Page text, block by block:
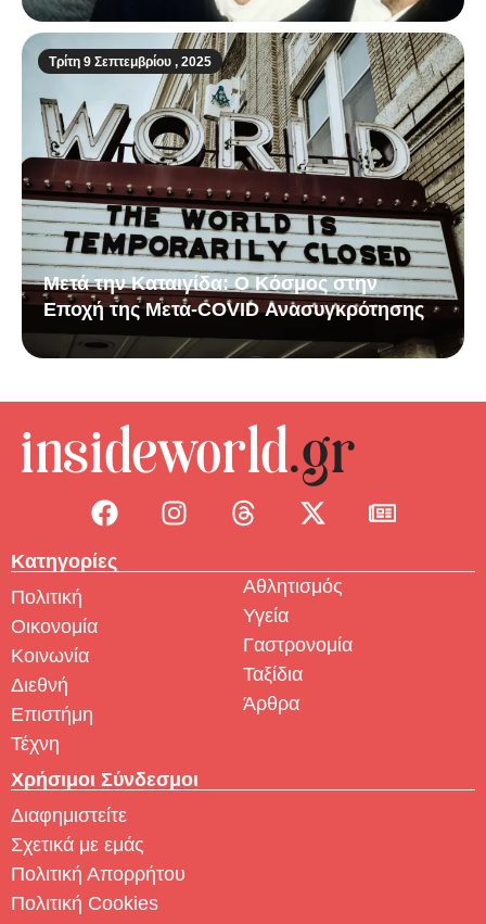
Τρίτη 9 Σεπτεμβρίου , 2025
Μετά την Καταιγίδα: Ο Κόσμος στην
Εποχή της Μετα-COVID Ανασυγκρότησης
Κατηγορίες
Πολιτική
Οικονομία
Κοινωνία
Διεθνή
Επιστήμη
Τέχνη
Αθλητισμός
Υγεία
Γαστρονομία
Ταξίδια
Άρθρα
Χρήσιμοι Σύνδεσμοι
Διαφημιστείτε
Σχετικά με εμάς
Πολιτική Απορρήτου
Πολιτική Cookies